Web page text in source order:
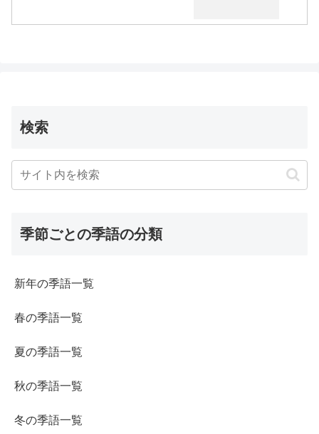
検索
季節ごとの季語の分類
新年の季語一覧
春の季語一覧
夏の季語一覧
秋の季語一覧
冬の季語一覧